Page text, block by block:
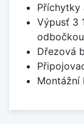
Příchytky
Výpusť 3
Dřezová
Montážní